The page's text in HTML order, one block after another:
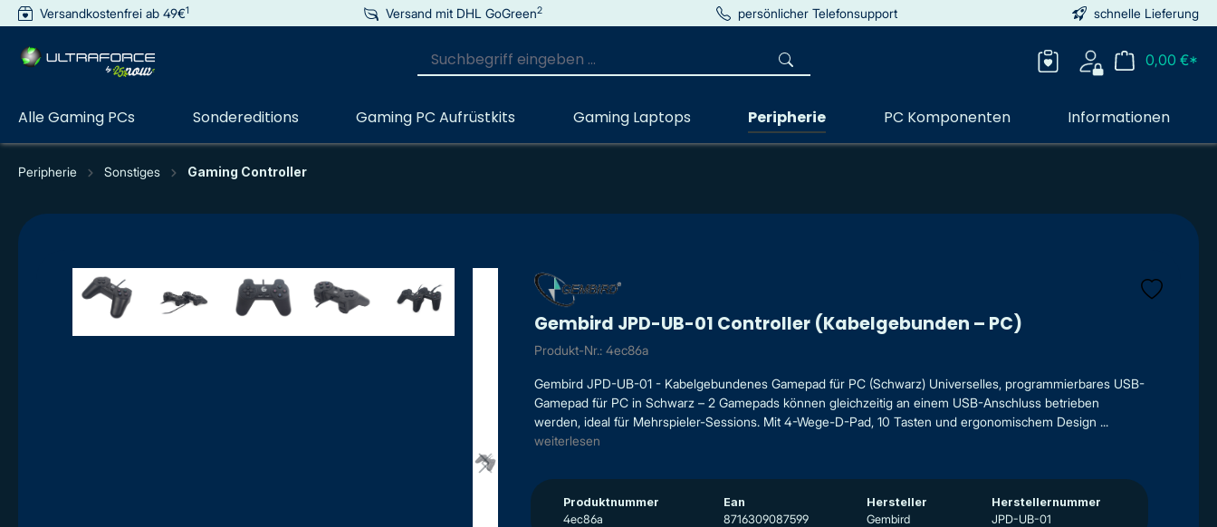
springen Zur Hauptnavigation springen
Versandkostenfrei ab 49€1 Versand mit DHL GoGreen2 persönlicher Telefonsupport schnelle Lieferung
0,00 €*
Alle Gaming PCs Sondereditions Gaming PC Aufrüstkits Gaming Laptops Peripherie PC Komponenten Informationen
Peripherie Sonstiges Gaming Controller
Gembird JPD-UB-01 Controller (Kabelgebunden – PC)
Produkt-Nr.: 4ec86a
Gembird JPD-UB-01 - Kabelgebundenes Gamepad für PC (Schwarz) Universelles, programmierbares USB-
Gamepad für PC in Schwarz – 2 Gamepads können gleichzeitig an einem USB-Anschluss betrieben
werden, ideal für Mehrspieler-Sessions. Mit 4-Wege-D-Pad, 10 Tasten und ergonomischem Design ...
weiterlesen
Produktnummer
4ec86a
Ean
8716309087599
Hersteller
Gembird
Herstellernummer
JPD-UB-01